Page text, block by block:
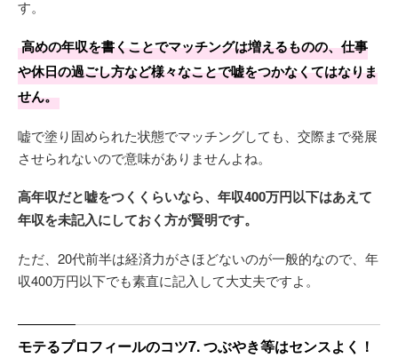
す。
高めの年収を書くことでマッチングは増えるものの、仕事
や休日の過ごし方など様々なことで嘘をつかなくてはなりま
せん。
嘘で塗り固められた状態でマッチングしても、交際まで発展
させられないので意味がありませんよね。
高年収だと嘘をつくくらいなら、年収400万円以下はあえて
年収を未記入にしておく方が賢明です。
ただ、20代前半は経済力がさほどないのが一般的なので、年
収400万円以下でも素直に記入して大丈夫ですよ。
モテるプロフィールのコツ7. つぶやき等はセンスよく！